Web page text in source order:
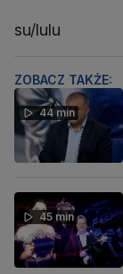
su/lulu
ZOBACZ TAKŻE:
44 min
45 min